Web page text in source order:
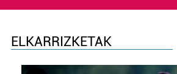
ELKARRIZKETAK